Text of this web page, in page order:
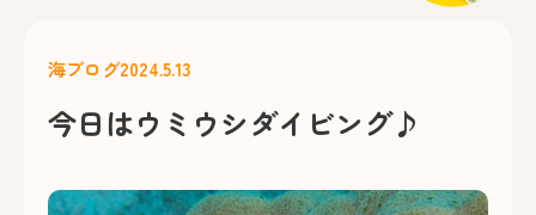
海ブログ2024.5.13
今日はウミウシダイビング♪